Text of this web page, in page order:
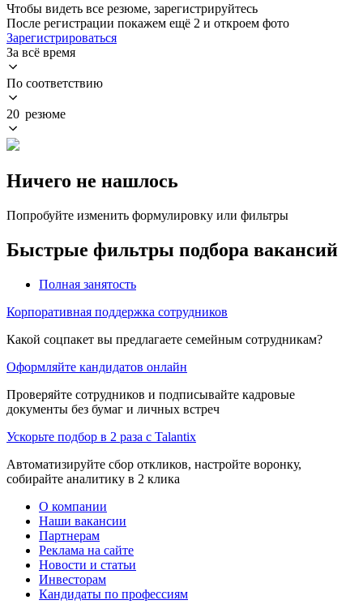
Чтобы видеть все резюме, зарегистрируйтесь
После регистрации покажем ещё 2 и откроем фото
Зарегистрироваться
За всё время
По соответствию
20 резюме
Ничего не нашлось
Попробуйте изменить формулировку или фильтры
Быстрые фильтры подбора вакансий
Полная занятость
Корпоративная поддержка сотрудников
Какой соцпакет вы предлагаете семейным сотрудникам?
Оформляйте кандидатов онлайн
Проверяйте сотрудников и подписывайте кадровые
документы без бумаг и личных встреч
Ускорьте подбор в 2 раза с Talantix
Автоматизируйте сбор откликов, настройте воронку,
собирайте аналитику в 2 клика
О компании
Наши вакансии
Партнерам
Реклама на сайте
Новости и статьи
Инвесторам
Кандидаты по профессиям